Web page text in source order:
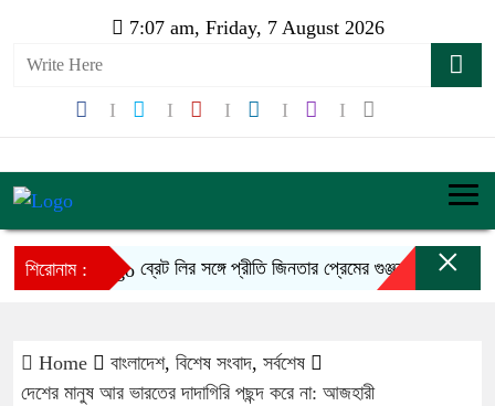
7:07 am, Friday, 7 August 2026
শিরোনাম : ব্রেট লির সঙ্গে প্রীতি জিনতার প্রেমের গুঞ্জন কি সত্যি!×
Home বাংলাদেশ, বিশেষ সংবাদ, সর্বশেষ
দেশের মানুষ আর ভারতের দাদাগিরি পছন্দ করে না: আজহারী